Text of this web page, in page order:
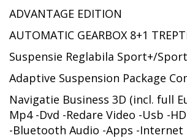
ADVANTAGE EDITION
AUTOMATIC GEARBOX 8+1
Suspensie Reglabila Sport+/
Adaptive Suspension Package
Navigatie Business 3D (incl. full
Mp4 -Dvd -Redare Video -Usb -
-Bluetooth Audio -Apps -Internet